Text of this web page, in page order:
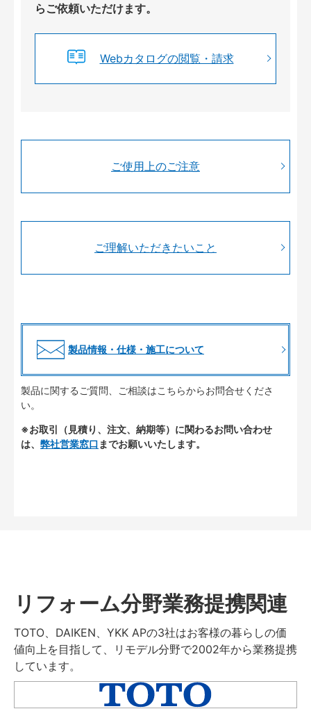
らご依頼いただけます。
Webカタログの閲覧・請求
ご使用上のご注意
ご理解いただきたいこと
製品情報・仕様・施工について
製品に関するご質問、ご相談はこちらからお問合せくださ
い。
※お取引（見積り、注文、納期等）に関わるお問い合わせ
は、 弊社営業窓口 までお願いいたします。
リフォーム分野業務提携関連
TOTO、DAIKEN、YKK APの3社はお客様の暮らしの価
値向上を目指して、リモデル分野で2002年から業務提携
しています。